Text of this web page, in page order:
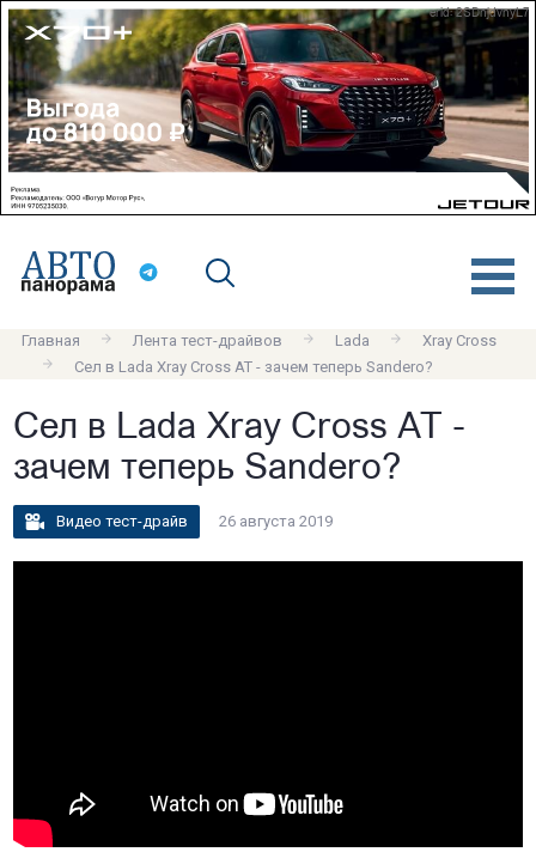
erid: 2SDnjdvnyL7
Главная Лента тест-драйвов Lada
Xray Cross
Сел в Lada Xray Cross AT - зачем теперь Sandero?
Сел в Lada Xray Cross AT -
зачем теперь Sandero?
Видео тест-драйв 26 августа 2019